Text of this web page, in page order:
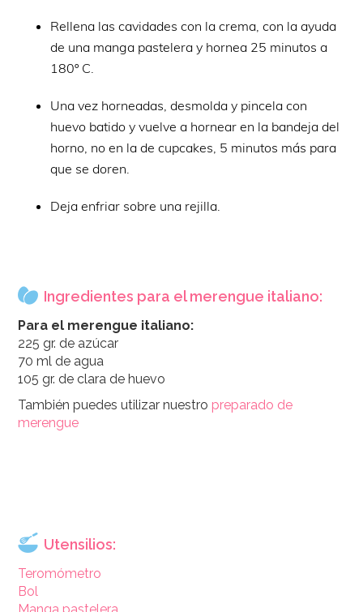
Rellena las cavidades con la crema, con la ayuda
de una manga pastelera y hornea 25 minutos a
180º C.
Una vez horneadas, desmolda y pincela con
huevo batido y vuelve a hornear en la bandeja del
horno, no en la de cupcakes, 5 minutos más para
que se doren.
Deja enfriar sobre una rejilla.
Ingredientes para el merengue italiano:
Para el merengue italiano:
225 gr. de azúcar
70 ml de agua
105 gr. de clara de huevo
También puedes utilizar nuestro preparado de
merengue
Utensilios:
Teromómetro
Bol
Manga pastelera